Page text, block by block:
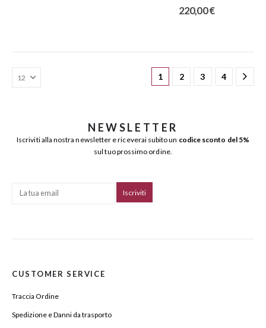
220,00€
1 2 3 4
NEWSLETTER
Iscriviti alla nostra newsletter e riceverai subito un codice sconto del 5%
sul tuo prossimo ordine.
CUSTOMER SERVICE
Traccia Ordine
Spedizione e Danni da trasporto